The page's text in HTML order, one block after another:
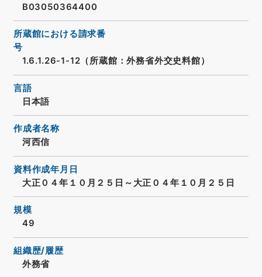
B03050364400
所蔵館における請求番
号
1.6.1.26-1-12（所蔵館：外務省外交史料館）
言語
日本語
作成者名称
河西信
資料作成年月日
大正０４年１０月２５日～大正０４年１０月２５日
規模
49
組織歴/履歴
外務省